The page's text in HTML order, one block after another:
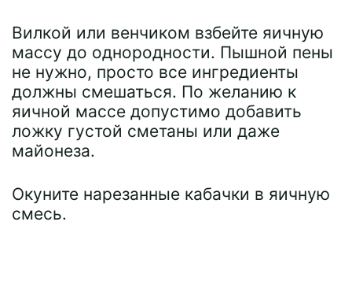
Вилкой или венчиком взбейте яичную
массу до однородности. Пышной пены
не нужно, просто все ингредиенты
должны смешаться. По желанию к
яичной массе допустимо добавить
ложку густой сметаны или даже
майонеза.
Окуните нарезанные кабачки в яичную
смесь.